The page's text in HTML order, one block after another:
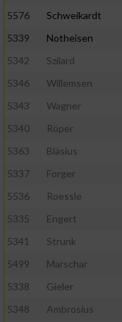
5576
Schweikardt
5339
Notheisen
5342
Szilard
5346
Willemsen
5343
Wagner
5340
Röper
5363
Bläsius
5337
Forger
5536
Roessle
5335
Engert
5341
Strunk
5499
Marschar
5338
Gieler
5348
Ambrosius